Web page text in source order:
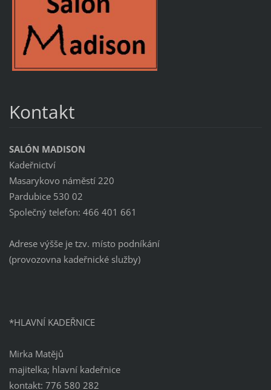
Kontakt
SALÓN MADISON
Kadeřnictví
Masarykovo náměstí 220
Pardubice 530 02
Společný telefon: 466 401 661
Adrese výšše je tzv. místo podníkání
(provozovna kadeřnické služby)
*HLAVNÍ KADEŘNICE
Mirka Matějů
majitelka; hlavní kadeřnice
kontakt: 776 580 282